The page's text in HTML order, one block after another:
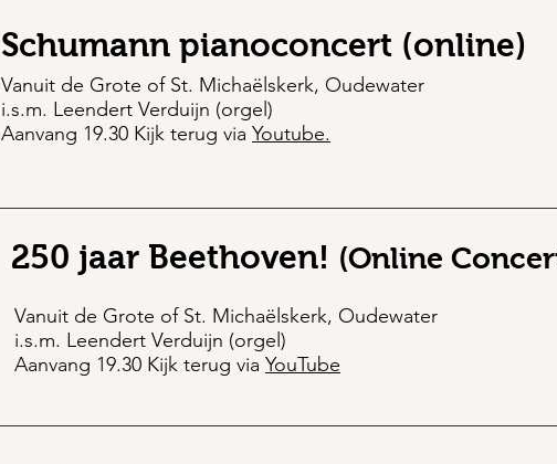
Schumann pianoconcert (online)
Vanuit de Grote of St. Michaëlskerk, Oudewater
i.s.m. Leendert Verduijn (orgel)
Aanvang 19.30 Kijk terug via Youtube.
Vanuit de Grote of St. Michaëlskerk, Oudewater
i.s.m. Leendert Verduijn (orgel)
Aanvang 19.30 Kijk terug via YouTube
250 jaar Beethoven! (Online